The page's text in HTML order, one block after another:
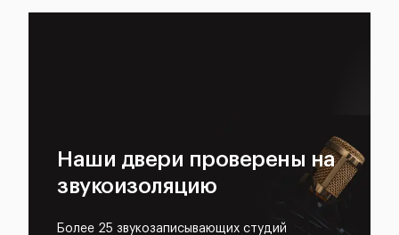
Наши двери проверены на
звукоизоляцию
Более 25 звукозаписывающих студий